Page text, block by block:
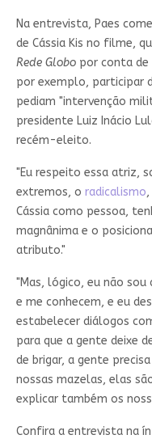
Na entrevista, Paes
de Cássia Kis no filme,
Rede Globopor conta de
por exemplo, participar
pediam "intervenção
presidente Luiz Inácio
recém-eleito.
"Eu respeito essa atriz,
extremos, o radicalismo
Cássia como pessoa,
magnânima e o
atributo."
"Mas, lógico, eu não
e me conhecem, e eu
estabelecer diálogos
para que a gente deixe
de brigar, a gente
nossas mazelas, elas
explicar também os
Confira a entrevista na